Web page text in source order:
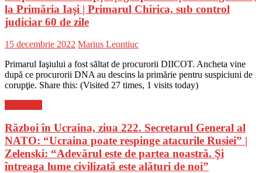
la Primăria Iaşi | Primarul Chirica, sub control
judiciar 60 de zile
Posted
15 decembrie 2022 Author
Marius Leontiuc
Primarul Iaşiului a fost săltat de procurorii DIICOT. Ancheta vine
după ce procurorii DNA au descins la primărie pentru suspiciuni de
corupţie. Share this: (Visited 27 times, 1 visits today)
Război în Ucraina, ziua 222. Secretarul General al
NATO: “Ucraina poate respinge atacurile Rusiei” |
Zelenski: “Adevărul este de partea noastră. Şi
întreaga lume civilizată este alături de noi”